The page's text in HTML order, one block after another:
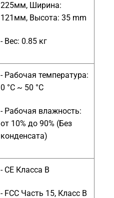
225мм, Ширина:
121мм, Высота: 35 mm
- Вес: 0.85 кг
- Рабочая температура:
0 °С ~ 50 °C
- Рабочая влажность:
от 10% до 90% (Без
конденсата)
- CE Класса B
- FCC Часть 15, Класс B